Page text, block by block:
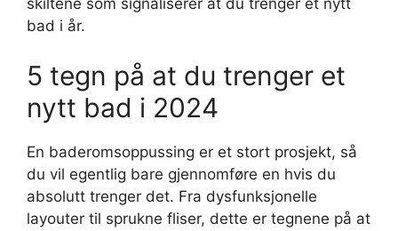
bad i år.
5 tegn på at du trenger et
nytt bad i 2024
En baderomsoppussing er et stort prosjekt, så
du vil egentlig bare gjennomføre en hvis du
absolutt trenger det. Fra dysfunksjonelle
layouter til sprukne fliser, dette er tegnene på at